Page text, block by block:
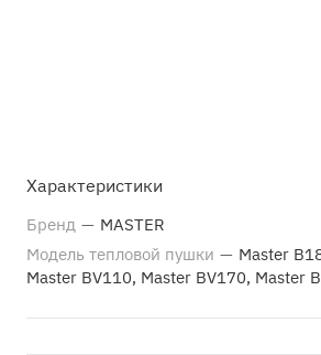
Характеристики
Бренд — MASTER
Модель тепловой пушки — Master
Master BV110, Master BV170, Master